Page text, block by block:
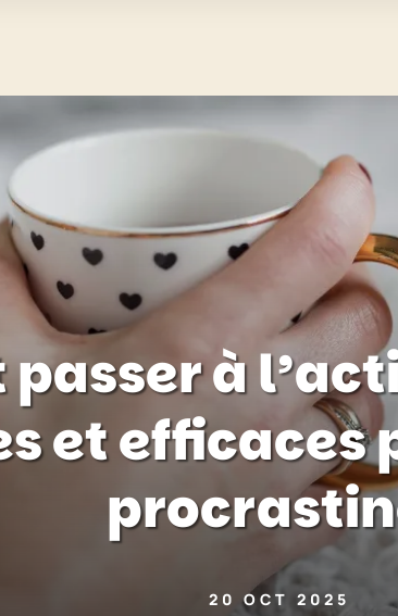
à
et efficaces
20 OCT 2025